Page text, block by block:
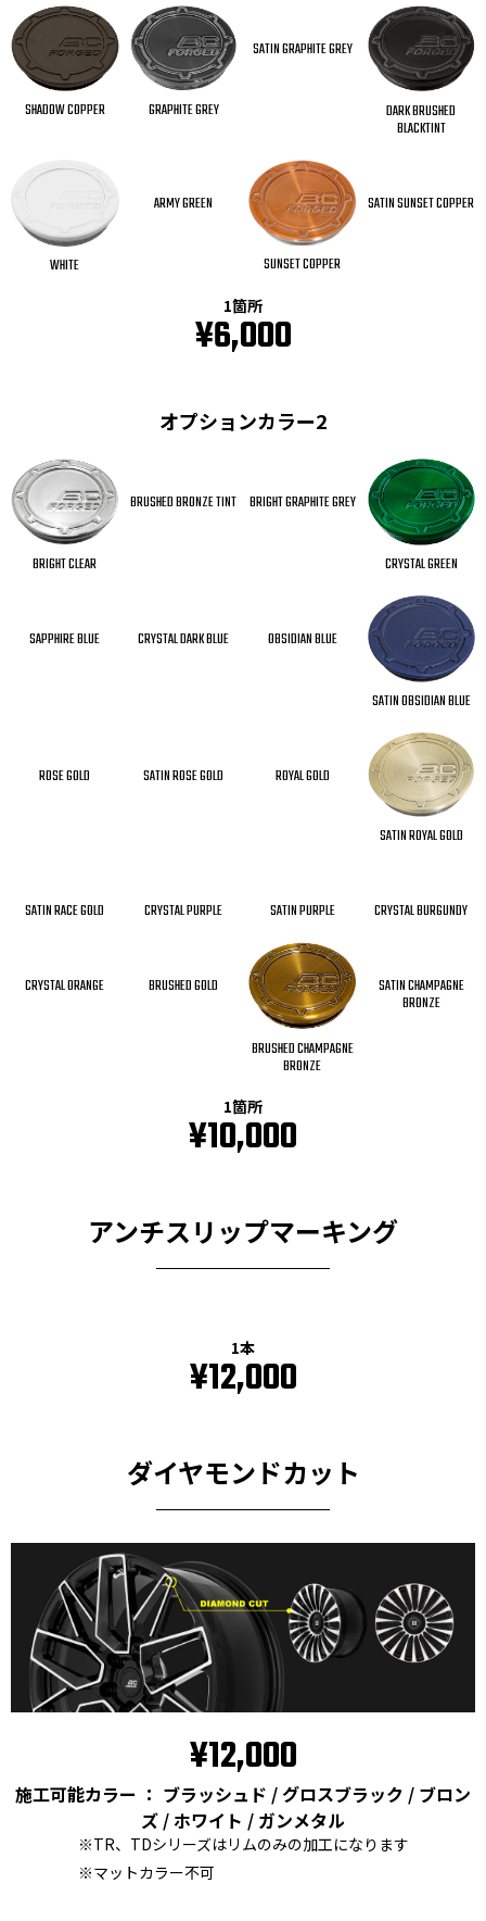
SHADOW COPPER GRAPHITE GREY
SATIN GRAPHITE GREY
DARK BRUSHED
BLACKTINT
WHITE
ARMY GREEN
SUNSET COPPER
SATIN SUNSET COPPER
1箇所
¥6,000
オプションカラー2
BRIGHT CLEAR
BRUSHED BRONZE TINT BRIGHT GRAPHITE GREY
CRYSTAL GREEN
SAPPHIRE BLUE CRYSTAL DARK BLUE OBSIDIAN BLUE
SATIN OBSIDIAN BLUE
ROSE GOLD SATIN ROSE GOLD ROYAL GOLD
SATIN ROYAL GOLD
SATIN RACE GOLD CRYSTAL PURPLE SATIN PURPLE CRYSTAL BURGUNDY
CRYSTAL ORANGE BRUSHED GOLD
BRUSHED CHAMPAGNE
BRONZE
SATIN CHAMPAGNE
BRONZE
1箇所
¥10,000
アンチスリップマーキング
1本
¥12,000
ダイヤモンドカット
¥12,000
施工可能カラー ： ブラッシュド / グロスブラック / ブロン
ズ / ホワイト / ガンメタル
※TR、TDシリーズはリムのみの加工になります
※マットカラー不可